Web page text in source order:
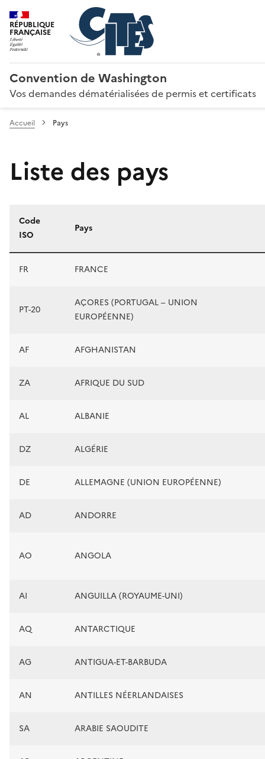
RÉPUBLIQUE
FRANÇAISE
Convention de Washington
Vos demandes dématérialisées de permis et certificats
Accueil Pays
Liste des pays
Liste des pays
Code
ISO
Pays
FR FRANCE
PT-20
AÇORES (PORTUGAL – UNION
EUROPÉENNE)
AF AFGHANISTAN
ZA AFRIQUE DU SUD
AL ALBANIE
DZ ALGÉRIE
DE ALLEMAGNE (UNION EUROPÉENNE)
AD ANDORRE
AO ANGOLA
AI ANGUILLA (ROYAUME-UNI)
AQ ANTARCTIQUE
AG ANTIGUA-ET-BARBUDA
AN ANTILLES NÉERLANDAISES
SA ARABIE SAOUDITE